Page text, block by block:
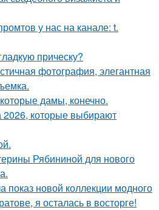
у нас на канале: t.
прическу?
фотография, элегантная
дамы, конечно.
2026, которые выбирают
Рябининой для нового
показ новой коллекции модного
я осталась в восторге!